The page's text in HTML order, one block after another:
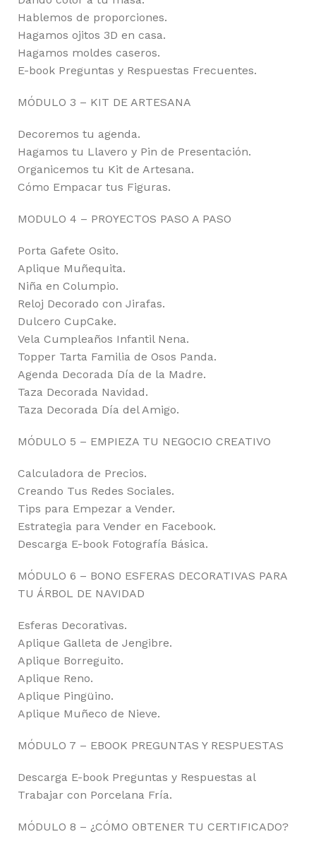
Hablemos de proporciones.
Hagamos ojitos 3D en casa.
Hagamos moldes caseros.
E-book Preguntas y Respuestas Frecuentes.
MÓDULO 3 – KIT DE ARTESANA
Decoremos tu agenda.
Hagamos tu Llavero y Pin de Presentación.
Organicemos tu Kit de Artesana.
Cómo Empacar tus Figuras.
MODULO 4 – PROYECTOS PASO A PASO
Porta Gafete Osito.
Aplique Muñequita.
Niña en Columpio.
Reloj Decorado con Jirafas.
Dulcero CupCake.
Vela Cumpleaños Infantil Nena.
Topper Tarta Familia de Osos Panda.
Agenda Decorada Día de la Madre.
Taza Decorada Navidad.
Taza Decorada Día del Amigo.
MÓDULO 5 – EMPIEZA TU NEGOCIO CREATIVO
Calculadora de Precios.
Creando Tus Redes Sociales.
Tips para Empezar a Vender.
Estrategia para Vender en Facebook.
Descarga E-book Fotografía Básica.
MÓDULO 6 – BONO ESFERAS DECORATIVAS PARA
TU ÁRBOL DE NAVIDAD
Esferas Decorativas.
Aplique Galleta de Jengibre.
Aplique Borreguito.
Aplique Reno.
Aplique Pingüino.
Aplique Muñeco de Nieve.
MÓDULO 7 – EBOOK PREGUNTAS Y RESPUESTAS
Descarga E-book Preguntas y Respuestas al
Trabajar con Porcelana Fría.
MÓDULO 8 – ¿CÓMO OBTENER TU CERTIFICADO?